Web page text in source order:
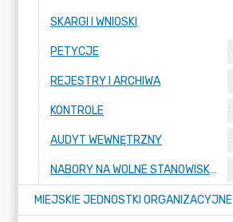
SKARGI I WNIOSKI
PETYCJE
REJESTRY I ARCHIWA
KONTROLE
AUDYT WEWNĘTRZNY
NABORY NA WOLNE STANOWISKA PRACY
MIEJSKIE JEDNOSTKI ORGANIZACYJNE